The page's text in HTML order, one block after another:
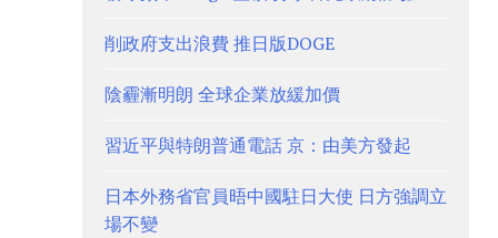
削政府支出浪費 推日版DOGE
陰霾漸明朗 全球企業放緩加價
習近平與特朗普通電話 京：由美方發起
日本外務省官員晤中國駐日大使 日方強調立
場不變